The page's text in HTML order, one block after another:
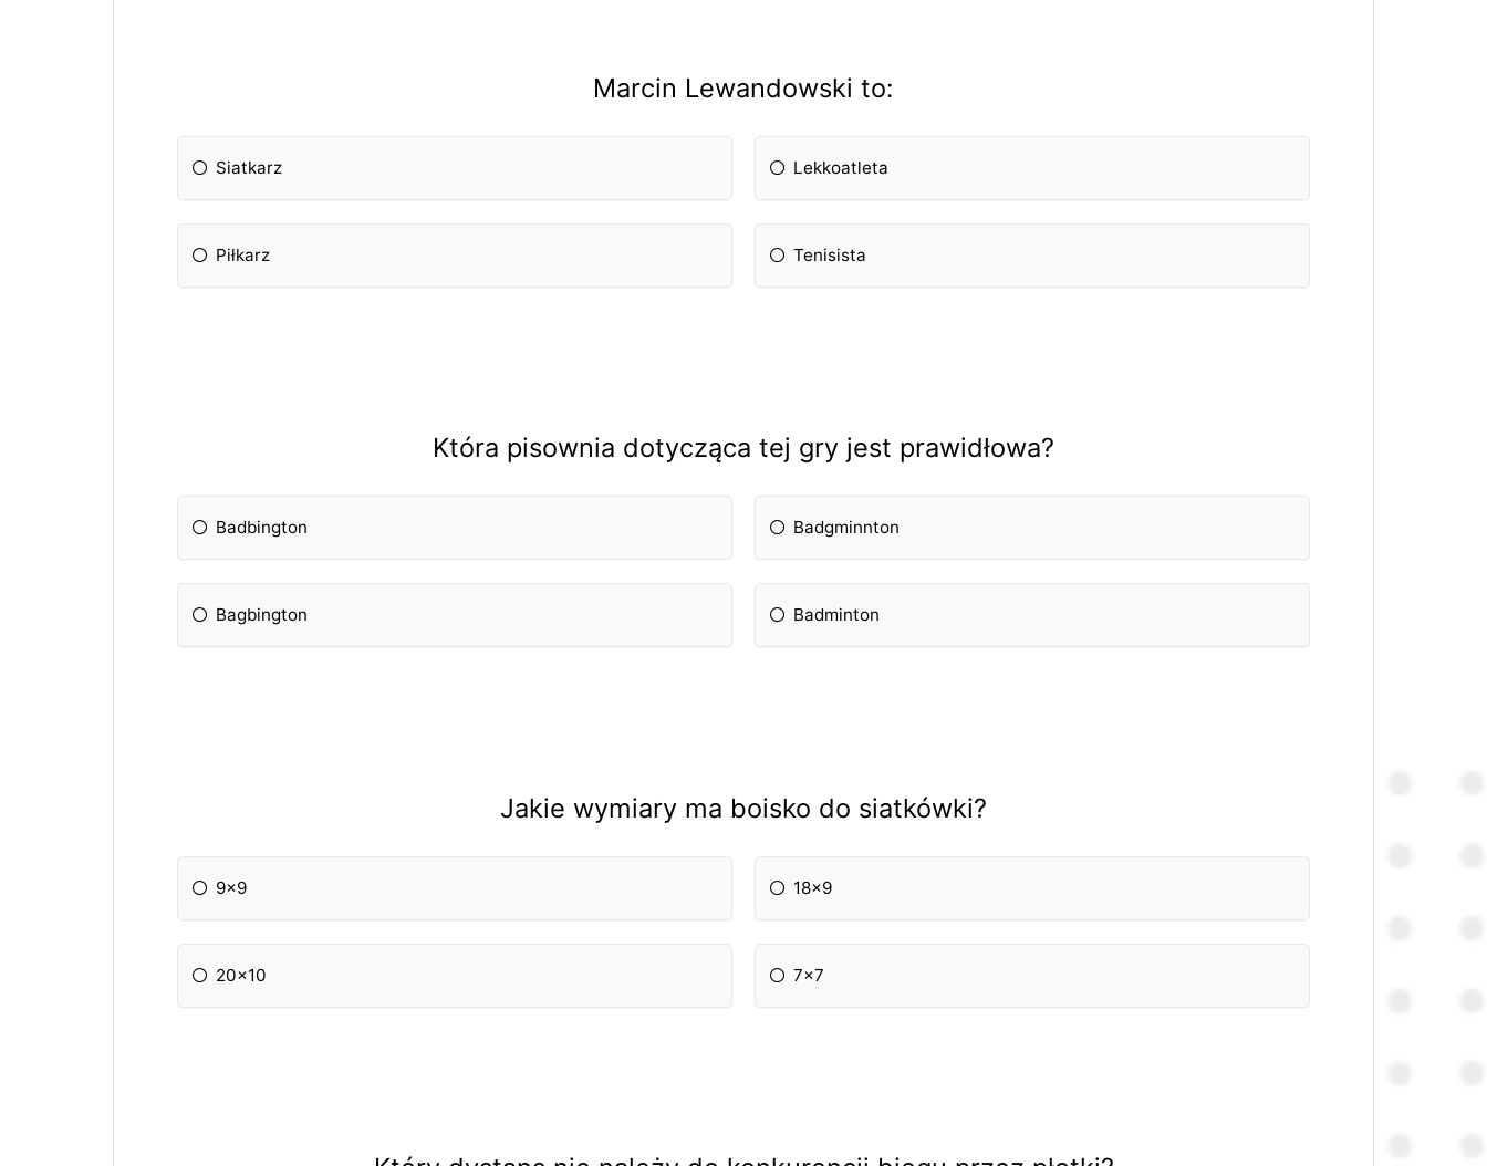
Marcin Lewandowski to:
Siatkarz Lekkoatleta
Piłkarz Tenisista
Która pisownia dotycząca tej gry jest prawidłowa?
Badbington Badgminnton
Bagbington Badminton
Jakie wymiary ma boisko do siatkówki?
9x9 18x9
20x10 7x7